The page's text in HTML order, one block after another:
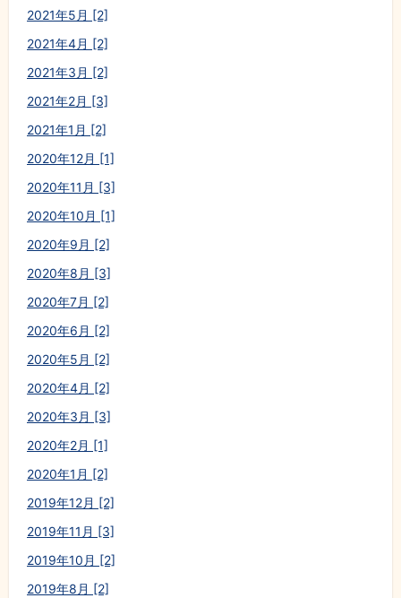
2021年5月 [2]
2021年4月 [2]
2021年3月 [2]
2021年2月 [3]
2021年1月 [2]
2020年12月 [1]
2020年11月 [3]
2020年10月 [1]
2020年9月 [2]
2020年8月 [3]
2020年7月 [2]
2020年6月 [2]
2020年5月 [2]
2020年4月 [2]
2020年3月 [3]
2020年2月 [1]
2020年1月 [2]
2019年12月 [2]
2019年11月 [3]
2019年10月 [2]
2019年8月 [2]